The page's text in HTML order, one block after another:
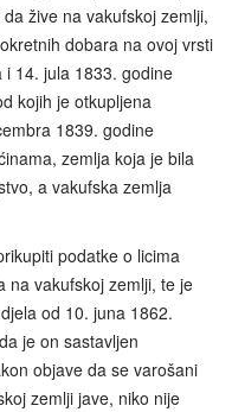
žive na vakufskoj zemlji,
dobara na ovoj vrsti
14. jula 1833. godine
kojih je otkupljena
1839. godine
zemlja koja je bila
a vakufska zemlja
podatke o licima
na vakufskoj zemlji, te je
od 10. juna 1862.
je on sastavljen
objave da se varošani
zemlji jave, niko nije